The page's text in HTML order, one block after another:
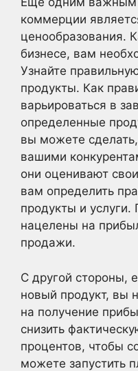
коммерции
ценообразования.
бизнесе, вам
Узнайте
продукты. Как
варьироваться в
определенные
вы можете
вашими
они оценивают
вам определить
продукты и услуги.
нацелены на
продажи.
С другой стороны,
новый продукт, вы
на получение
снизить
процентов, чтобы
можете запустить